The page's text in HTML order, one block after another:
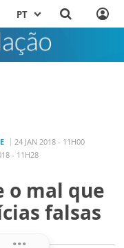
PT
24 JAN 2018 - 11H00
- 11H28
o mal que
falsas